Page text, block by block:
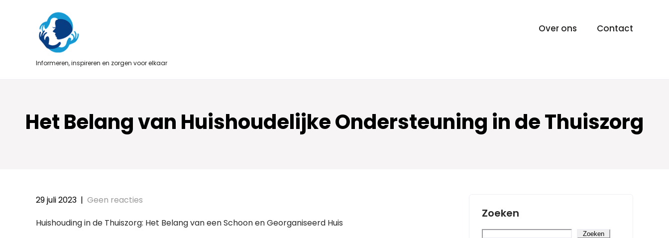
Informeren, inspireren en zorgen voor elkaar
Over ons Contact
Het Belang van Huishoudelijke Ondersteuning in de Thuiszorg
29 juli 2023 | Geen reacties
Huishouding in de Thuiszorg: Het Belang van een Schoon en Georganiseerd Huis
Zoeken
Zoeken